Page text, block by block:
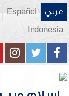
عربي Español
Indonesia